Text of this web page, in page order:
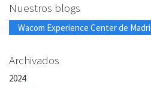
Nuestros blogs
Wacom Experience Center de
Archivados
2024